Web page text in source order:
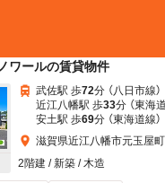
ワールの賃貸物件
武佐駅 歩72分 （八日市線）
近江八幡駅 歩33分 （東海
安土駅 歩69分 （東海道線）
滋賀県近江八幡市元玉屋町
2階建 / 新築 / 木造